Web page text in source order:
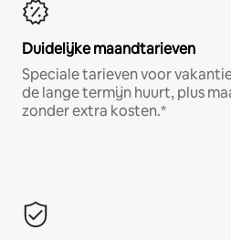
Duidelijke maandtarieven
Speciale tarieven voor
de lange termijn huurt, plus
zonder extra kosten.*